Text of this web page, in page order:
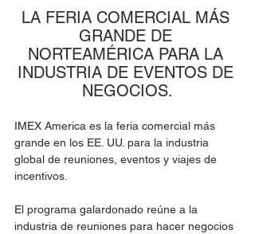
LA FERIA COMERCIAL MÁS
GRANDE DE
NORTEAMÉRICA PARA LA
INDUSTRIA DE EVENTOS DE
NEGOCIOS.
IMEX America es la feria comercial más
grande en los EE. UU. para la industria
global de reuniones, eventos y viajes de
incentivos.
El programa galardonado reúne a la
industria de reuniones para hacer negocios